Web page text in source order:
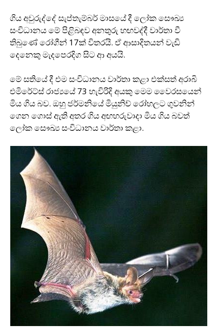
ගිය අවුරුද්දේ සැප්තැම්බර් මාසයේ දී ලෝක සෞඛ්‍ය
සංවිධානය මේ පිළිබඳව අනතුරු හඟවද්දී වාර්තා වී
තිබුණේ රෝගීන් 17ක් විතරයි. ඒ ආසාදිතයන් වැඩි
දෙනෙකු මැදපෙරදිග සිට ආ අයයි.
මේ සතියේ දී එම සංවිධානය වාර්තා කළා එක්සත් අරාබි
එමිරේට්ස් රාජ්‍යයේ 73 හැවිරිදි අයකු මෙම වෛරසයෙන්
මිය ගිය බව. ඔහු ජර්මනියේ මියුනිච් රෝහලට ගුවනින්
ගෙන ගොස් ඇති අතර ගිය අඟහරුවාදා මිය ගිය බවත්
ලෝක සෞඛ්‍ය සංවිධානය වාර්තා කළා.